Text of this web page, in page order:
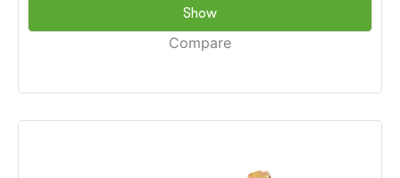
Show
Compare